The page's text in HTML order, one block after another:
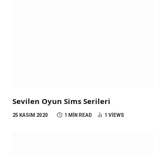
Sevilen Oyun Sims Serileri
25 KASIM 2020 1 MIN READ 1 VIEWS